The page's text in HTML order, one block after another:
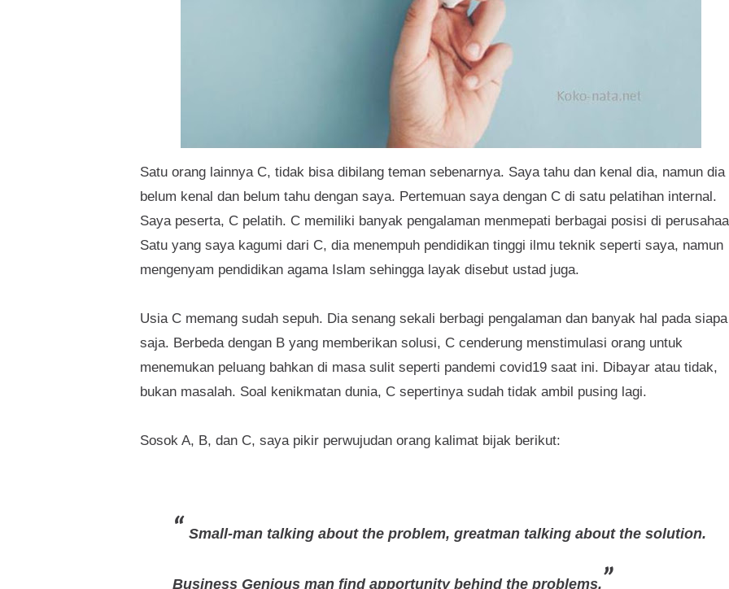
Satu orang lainnya C, tidak bisa dibilang teman sebenarnya. Saya tahu dan kenal dia, namun dia
belum kenal dan belum tahu dengan saya. Pertemuan saya dengan C di satu pelatihan internal.
Saya peserta, C pelatih. C memiliki banyak pengalaman menmepati berbagai posisi di
Satu yang saya kagumi dari C, dia menempuh pendidikan tinggi ilmu teknik seperti saya, namun
mengenyam pendidikan agama Islam sehingga layak disebut ustad juga.
Usia C memang sudah sepuh. Dia senang sekali berbagi pengalaman dan banyak hal pada siapa
saja. Berbeda dengan B yang memberikan solusi, C cenderung menstimulasi orang untuk
menemukan peluang bahkan di masa sulit seperti pandemi covid19 saat ini. Dibayar atau tidak,
bukan masalah. Soal kenikmatan dunia, C sepertinya sudah tidak ambil pusing lagi.
Sosok A, B, dan C, saya pikir perwujudan orang kalimat bijak berikut:
Small-man talking about the problem, greatman talking about the solution.
Business Genious man find apportunity behind the problems.